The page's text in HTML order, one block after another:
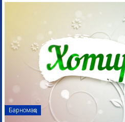
Барномаҳо